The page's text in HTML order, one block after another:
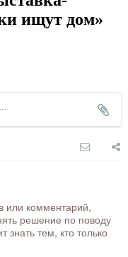
ищут дом»
или комментарий,
решение по поводу
знать тем, кто только